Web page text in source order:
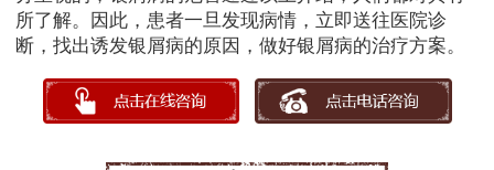
所了解。因此，患者一旦发现病情，立即送往医院诊
断，找出诱发银屑病的原因，做好银屑病的治疗方案。